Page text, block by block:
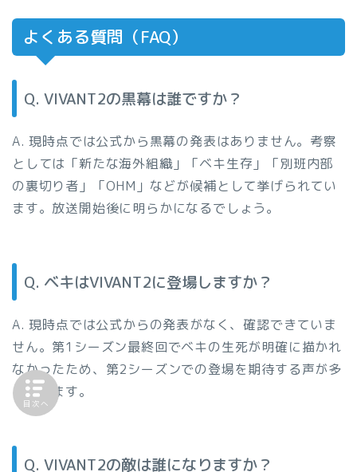
よくある質問（FAQ）
Q. VIVANT2の黒幕は誰ですか？
A. 現時点では公式から黒幕の発表はありません。考察
としては「新たな海外組織」「ベキ生存」「別班内部
の裏切り者」「OHM」などが候補として挙げられてい
ます。放送開始後に明らかになるでしょう。
Q. ベキはVIVANT2に登場しますか？
A. 現時点では公式からの発表がなく、確認できていま
せん。第1シーズン最終回でベキの生死が明確に描かれ
なかったため、第2シーズンでの登場を期待する声が多
くあります。
Q. VIVANT2の敵は誰になりますか？
目次へ